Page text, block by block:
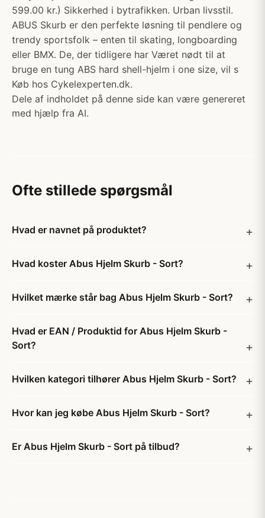
599.00 kr.) Sikkerhed i bytrafikken. Urban livsstil.
ABUS Skurb er den perfekte løsning til pendlere og
trendy sportsfolk – enten til skating, longboarding
eller BMX. De, der tidligere har Været nødt til at
bruge en tung ABS hard shell-hjelm i one size, vil s
Køb hos Cykelexperten.dk.
Dele af indholdet på denne side kan være genereret
med hjælp fra AI.
Ofte stillede spørgsmål
Hvad er navnet på produktet?
Hvad koster Abus Hjelm Skurb - Sort?
Hvilket mærke står bag Abus Hjelm Skurb - Sort?
Hvad er EAN / Produktid for Abus Hjelm Skurb -
Sort?
Hvilken kategori tilhører Abus Hjelm Skurb - Sort?
Hvor kan jeg købe Abus Hjelm Skurb - Sort?
Er Abus Hjelm Skurb - Sort på tilbud?